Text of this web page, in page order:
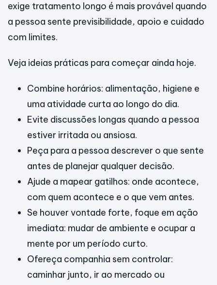
exige tratamento longo é mais provável quando
a pessoa sente previsibilidade, apoio e cuidado
com limites.
Veja ideias práticas para começar ainda hoje.
Combine horários: alimentação, higiene e
uma atividade curta ao longo do dia.
Evite discussões longas quando a pessoa
estiver irritada ou ansiosa.
Peça para a pessoa descrever o que sente
antes de planejar qualquer decisão.
Ajude a mapear gatilhos: onde acontece,
com quem acontece e o que vem antes.
Se houver vontade forte, foque em ação
imediata: mudar de ambiente e ocupar a
mente por um período curto.
Ofereça companhia sem controlar:
caminhar junto, ir ao mercado ou